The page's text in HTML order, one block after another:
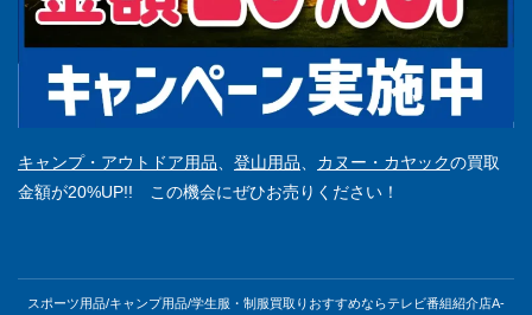
キャンプ・アウトドア用品 登山用品 カヌー・カヤックの買取
金額が20%UP!! この機会にぜひお売りください！
スポーツ用品/キャンプ用品/学生服・制服買取りおすすめならテレビ番組紹介店A-